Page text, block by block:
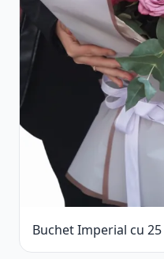
Buchet Imperial cu